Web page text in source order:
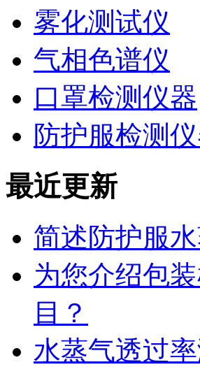
雾化测试仪
气相色谱仪
口罩检测仪器
防护服检测
最近更新
简述防护服
为您介绍包
目？
水蒸气透过